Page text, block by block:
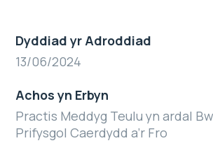
Dyddiad yr Adroddiad
13/06/2024
Achos yn Erbyn
Practis Meddyg Teulu yn ardal
Prifysgol Caerdydd a’r Fro